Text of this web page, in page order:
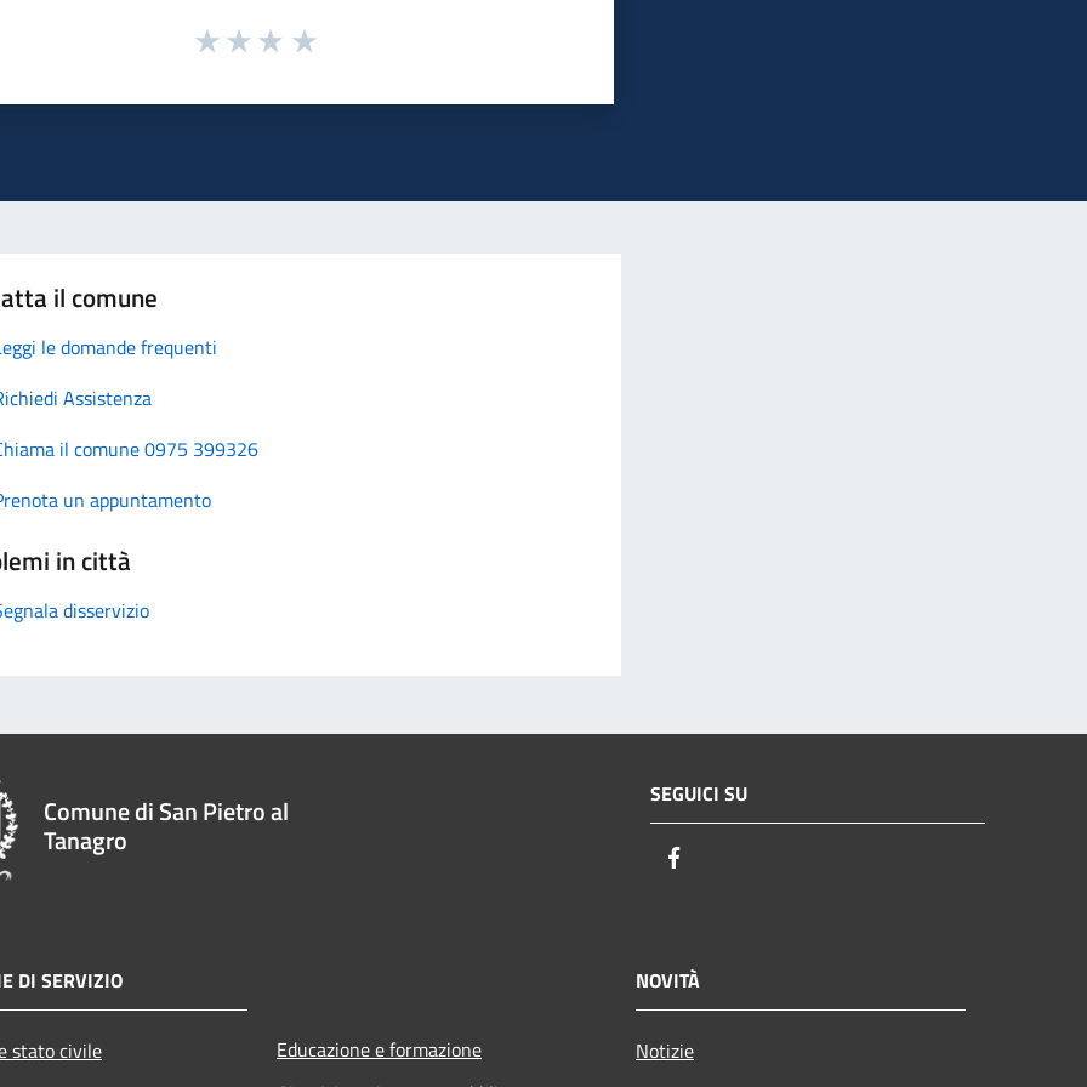
il comune
le domande frequenti
Assistenza
il comune 0975 399326
un appuntamento
in città
disservizio
Comune di San Pietro al
Tanagro
SEGUICI SU
DI SERVIZIO
stato civile
Educazione e formazione
NOVITÀ
Notizie